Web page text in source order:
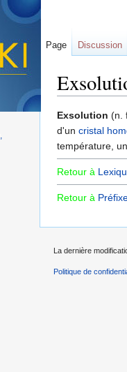
Exsolution (n.
d'un cristal
température,
Retour à
Retour à
Page Discussion
La dernière
Politique de